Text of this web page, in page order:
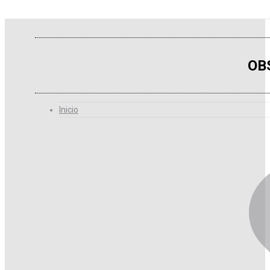
Inicio